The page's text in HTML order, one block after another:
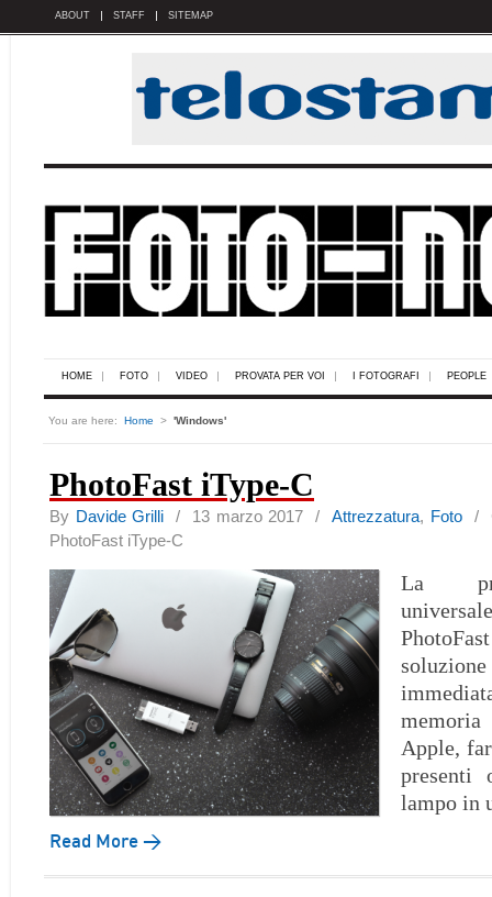
ABOUT STAFF SITEMAP
HOME FOTO VIDEO PROVATA PER VOI I FOTOGRAFI PEOPLE
You are here: Home > 'Windows'
PhotoFast iType-C
By Davide Grilli / 13 marzo 2017 /Attrezzatura, Foto/
PhotoFast iType-C
La
Apple,
lampo in
Read More →